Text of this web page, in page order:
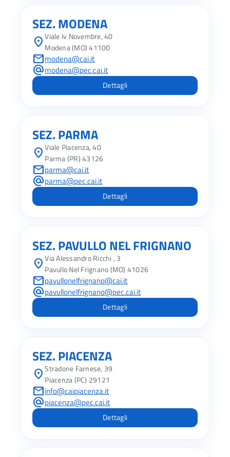
SEZ. MODENA
location_onViale Iv Novembre, 40
Modena (MO) 41100
mailmodena@cai.it
alternate_emailmodena@pec.cai.it
Dettagli
SEZ. PARMA
location_onViale Piacenza, 40
Parma (PR) 43126
mailparma@cai.it
alternate_emailparma@pec.cai.it
Dettagli
SEZ. PAVULLO NEL FRIGNANO
location_onVia Alessandro Ricchi , 3
Pavullo Nel Frignano (MO) 41026
mailpavullonelfrignano@cai.it
alternate_emailpavullonelfrignano@pec.cai.it
Dettagli
SEZ. PIACENZA
location_onStradone Farnese, 39
Piacenza (PC) 29121
mailinfo@caipiacenza.it
alternate_emailpiacenza@pec.cai.it
Dettagli